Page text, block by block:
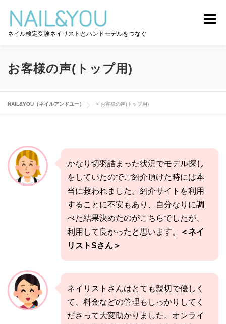
ツ
ネイル検定受験ネイリストとハンドモデルをつなぐ
メニュー
ログイン ユーザー登録 NAIL&YOU使い方
ハンドモデルを探す ネイル検定道コラム
お客様の声(トップ用)
NAIL&YOU（ネイルアンドユー） > お客様の声(トップ用)
かなり切羽詰まった状況でモデル探し
をしていたのでご紹介頂けた時には本
当に救われました。 紹介サイトを利用
することに不安もあり、自分なりに調
べた結果決めたのがこちらでしたが、
利用して良かったと思います。
＜ネイ
リストSさん＞
ネイリストさんはとても親切で優しく
て、料金などの管理もしっかりしてく
ださって大変助かりました。 オンライ